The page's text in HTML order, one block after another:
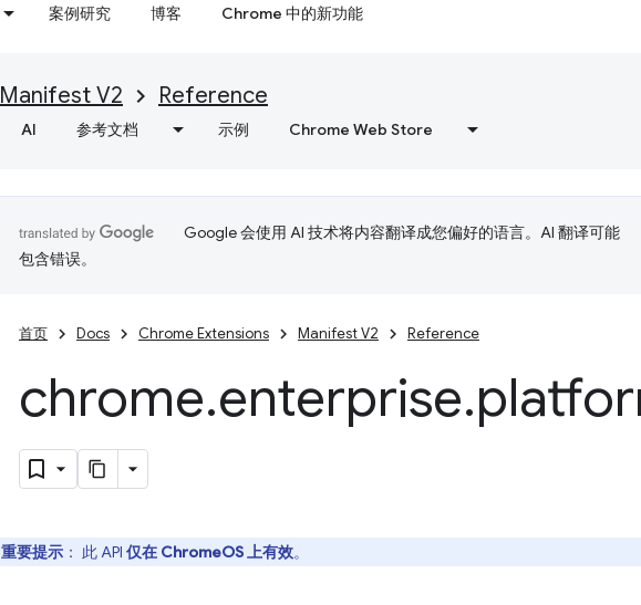
案例研究 博客 Chrome 中的新功能
Manifest V2 Reference
AI 参考文档 示例 Chrome Web Store
Google 会使用 AI 技术将内容翻译成您偏好的语言。AI 翻译可能
包含错误。
首页 Docs Chrome Extensions Manifest V2 Reference
chrome.enterprise.
重要提示 ： 此 API 仅在 ChromeOS 上有效。